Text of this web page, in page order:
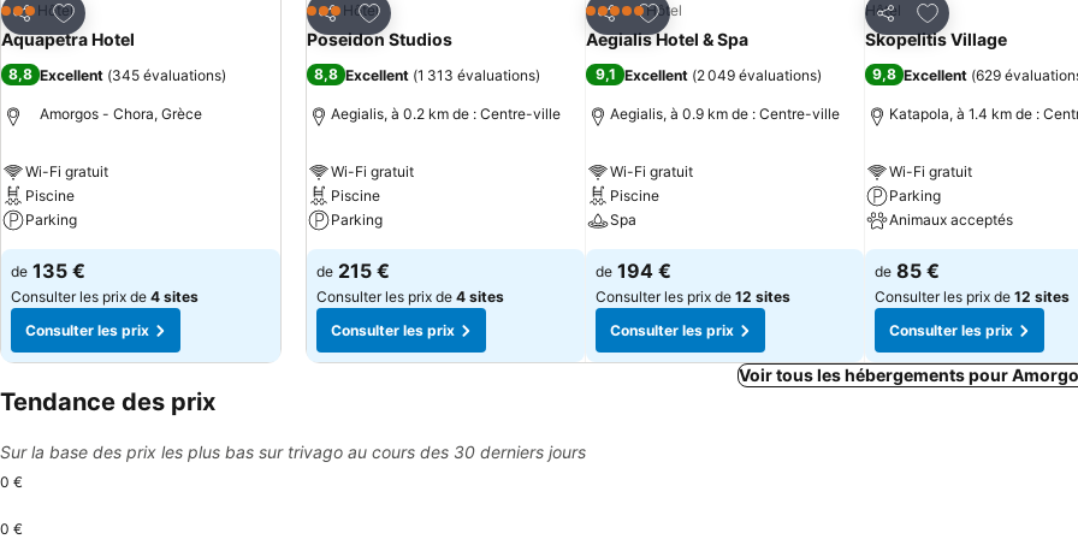
Partager
Ajouter à mes favoris
3 ÉtoilesHôtel
Aquapetra Hotel
8,8 Excellent (345 évaluations)
Amorgos - Chora, Grèce
Wi-Fi gratuit
Piscine
Parking
de 135 €
Consulter les prix de 4 sites
Consulter les prix
Partager
Ajouter à mes favoris
3 ÉtoilesHôtel
Poseidon Studios
8,8 Excellent (1 313 évaluations)
Aegialis, à 0.2 km de : Centre-ville
Wi-Fi gratuit
Piscine
Parking
de 215 €
Consulter les prix de 4 sites
Consulter les prix
Partager
Ajouter à mes favoris
5 Étoiles Hôtel
Aegialis Hotel & Spa
9,1 Excellent (2 049 évaluations)
Aegialis, à 0.9 km de : Centre-ville
Wi-Fi gratuit
Piscine
Spa
de 194 €
Consulter les prix de 12 sites
Consulter les prix
Partager
Ajouter à mes
Hôtel
Skopelitis Village
9,8 Excellent (629
Katapola, à 1.4 km de :
Wi-Fi gratuit
Parking
Animaux acceptés
de 85 €
Consulter les prix de 12 sites
Consulter les prix
Voir tous les hébergements pour
Tendance des prix
Sur la base des prix les plus bas sur trivago au cours des 30 derniers jours
0 €
0 €